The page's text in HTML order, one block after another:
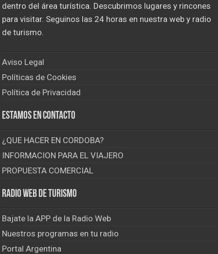
dentro del área turística. Descubrimos lugares y rincones
para visitar. Seguinos las 24 horas en nuestra web y radio
de turismo.
Aviso Legal
Políticas de Cookies
Política de Privacidad
Estamos en contacto
¿QUE HACER EN CORDOBA?
INFORMACION PARA EL VIAJERO
PROPUESTA COMERCIAL
Radio Web de Turismo
Bajate la APP de la Radio Web
Nuestros programas en tu radio
Portal Argentina